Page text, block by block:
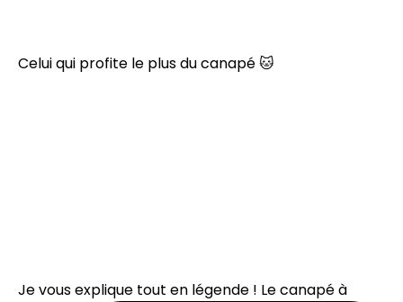
Celui qui profite le plus du canapé 🐱
Je vous explique tout en légende ! Le canapé à